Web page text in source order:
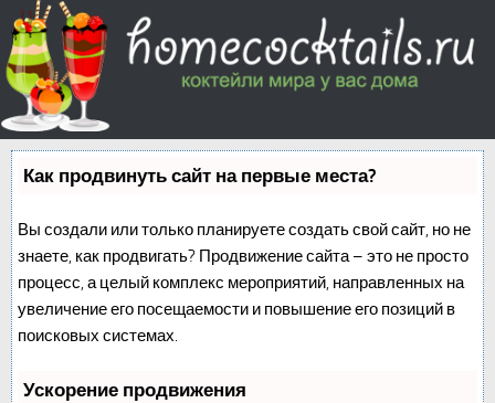
Как продвинуть сайт на первые места?
Вы создали или только планируете создать свой сайт, но не
знаете, как продвигать? Продвижение сайта – это не просто
процесс, а целый комплекс мероприятий, направленных на
увеличение его посещаемости и повышение его позиций в
поисковых системах.
Ускорение продвижения